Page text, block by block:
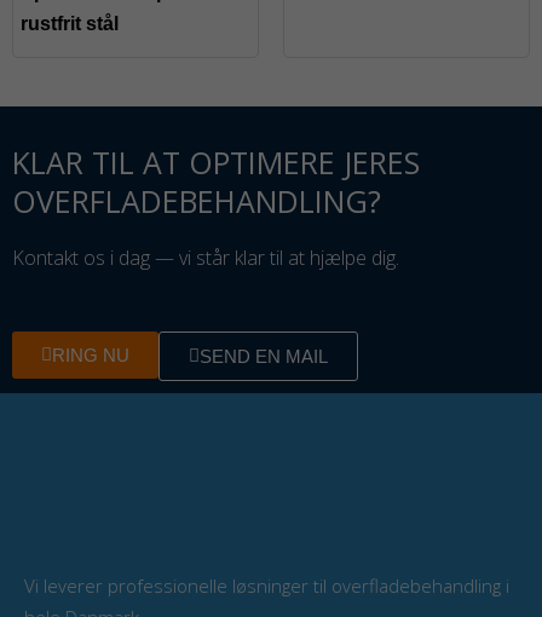
rustfrit stål
KLAR TIL AT OPTIMERE JERES
OVERFLADEBEHANDLING?
Kontakt os i dag — vi står klar til at hjælpe dig.
RING NU SEND EN MAIL
Vi leverer professionelle løsninger til overfladebehandling i